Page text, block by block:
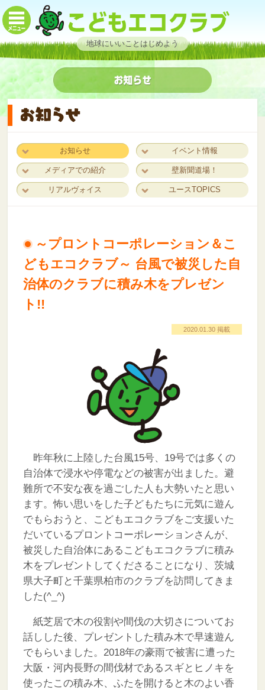
地球にいいことはじめよう
お知らせ イベント情報
メディアでの紹介 壁新聞道場！
リアルヴォイス ユースTOPICS
～プロントコーポレーション＆こ
どもエコクラブ～ 台風で被災した自
治体のクラブに積み木をプレゼン
ト!!
2020.01.30 掲載
昨年秋に上陸した台風15号、19号では多くの
自治体で浸水や停電などの被害が出ました。避
難所で不安な夜を過ごした人も大勢いたと思い
ます。怖い思いをした子どもたちに元気に遊ん
でもらおうと、こどもエコクラブをご支援いた
だいているプロントコーポレーションさんが、
被災した自治体にあるこどもエコクラブに積み
木をプレゼントしてくださることになり、茨城
県大子町と千葉県柏市のクラブを訪問してきま
した(^_^)
紙芝居で木の役割や間伐の大切さについてお
話しした後、プレゼントした積み木で早速遊ん
でもらいました。2018年の豪雨で被害に遭った
大阪・河内長野の間伐材であるスギとヒノキを
使ったこの積み木、ふたを開けると木のよい香